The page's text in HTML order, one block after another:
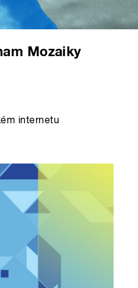
Mozaiky
internetu